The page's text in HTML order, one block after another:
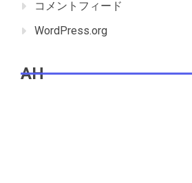
コメントフィード
WordPress.org
AH